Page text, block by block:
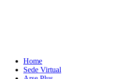
Home
Sede Virtual